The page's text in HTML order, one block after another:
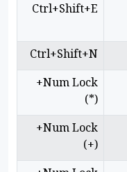
Ctrl+Shift+E
Ctrl+Shift+N
Num Lock+
(*)
Num Lock+
(+)